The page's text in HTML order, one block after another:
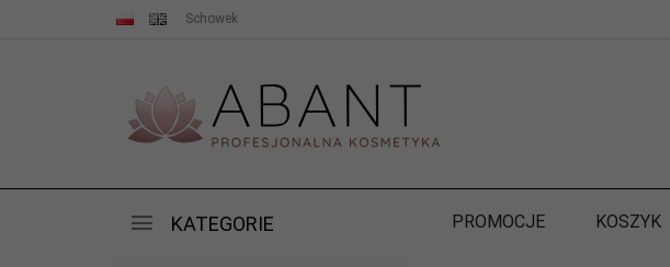
Schowek
KATEGORIE PROMOCJE KOSZYK